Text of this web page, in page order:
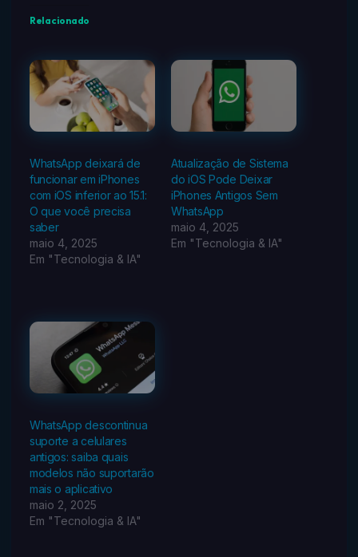
Relacionado
WhatsApp deixará de
funcionar em iPhones
com iOS inferior ao 15.1:
O que você precisa
saber
maio 4, 2025
Em "Tecnologia & IA"
Atualização de Sistema
do iOS Pode Deixar
iPhones Antigos Sem
WhatsApp
maio 4, 2025
Em "Tecnologia & IA"
WhatsApp descontinua
suporte a celulares
antigos: saiba quais
modelos não suportarão
mais o aplicativo
maio 2, 2025
Em "Tecnologia & IA"